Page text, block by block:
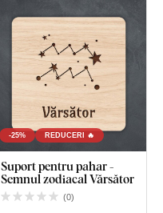
-25% REDUCERI 🔥
Suport pentru pahar -
Semnul zodiacal Vărsător
(0)